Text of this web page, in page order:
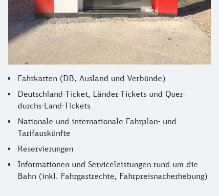
Fahrkarten (DB, Ausland und Verbünde)
Deutschland-Ticket, Länder-Tickets und Quer-
durchs-Land-Tickets
Nationale und internationale Fahrplan- und
Tarifauskünfte
Reservierungen
Informationen und Serviceleistungen rund um die
Bahn (inkl. Fahrgastrechte, Fahrpreisnacherhebung)